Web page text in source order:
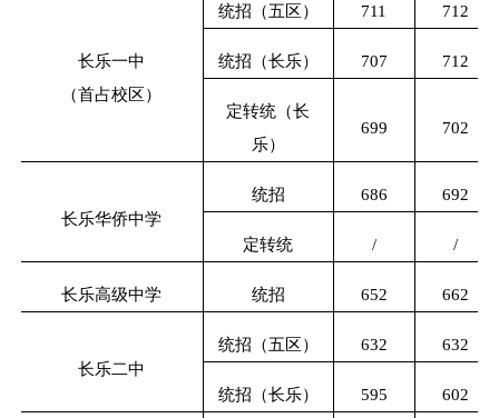
长乐一中
（首占校区）
统招（五区） 711 712
统招（长乐） 707 712
定转统（长
乐）
699 702
长乐华侨中学
统招 686 692
定转统 / /
长乐高级中学 统招 652 662
长乐二中
统招（五区） 632 632
统招（长乐） 595 602